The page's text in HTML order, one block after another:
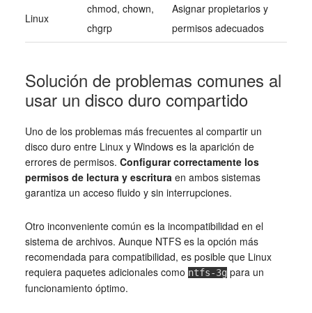
Linux
chmod, chown,
chgrp
Asignar propietarios y
permisos adecuados
Solución de problemas comunes al
usar un disco duro compartido
Uno de los problemas más frecuentes al compartir un
disco duro entre Linux y Windows es la aparición de
errores de permisos. Configurar correctamente los
permisos de lectura y escritura en ambos sistemas
garantiza un acceso fluido y sin interrupciones.
Otro inconveniente común es la incompatibilidad en el
sistema de archivos. Aunque NTFS es la opción más
recomendada para compatibilidad, es posible que Linux
requiera paquetes adicionales como ntfs-3gpara un
funcionamiento óptimo.